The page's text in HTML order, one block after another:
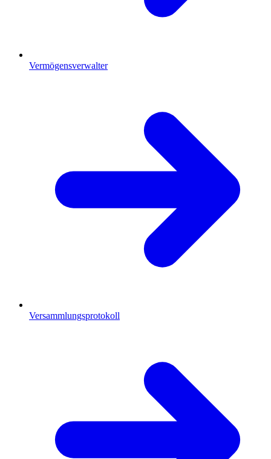
Vermögensverwalter
Versammlungsprotokoll